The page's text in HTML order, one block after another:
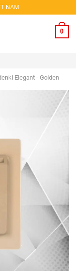
NAM
0
Elegant - Golden